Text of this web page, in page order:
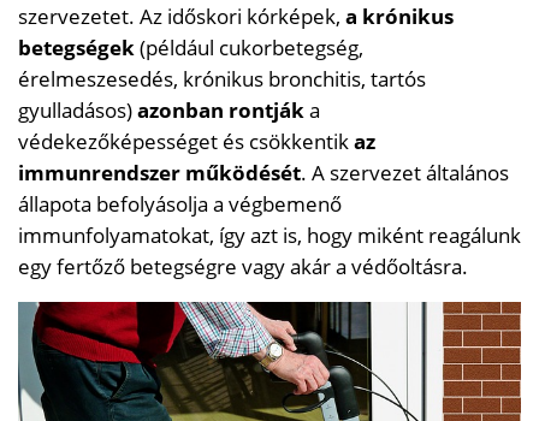
szervezetet. Az időskori kórképek, a krónikus
betegségek(például cukorbetegség,
érelmeszesedés, krónikus bronchitis, tartós
gyulladásos)azonban rontjáka
védekezőképességet és csökkentikaz
immunrendszer működését. A szervezet általános
állapota befolyásolja a végbemenő
immunfolyamatokat, így azt is, hogy miként reagálunk
egy fertőző betegségre vagy akár a védőoltásra.